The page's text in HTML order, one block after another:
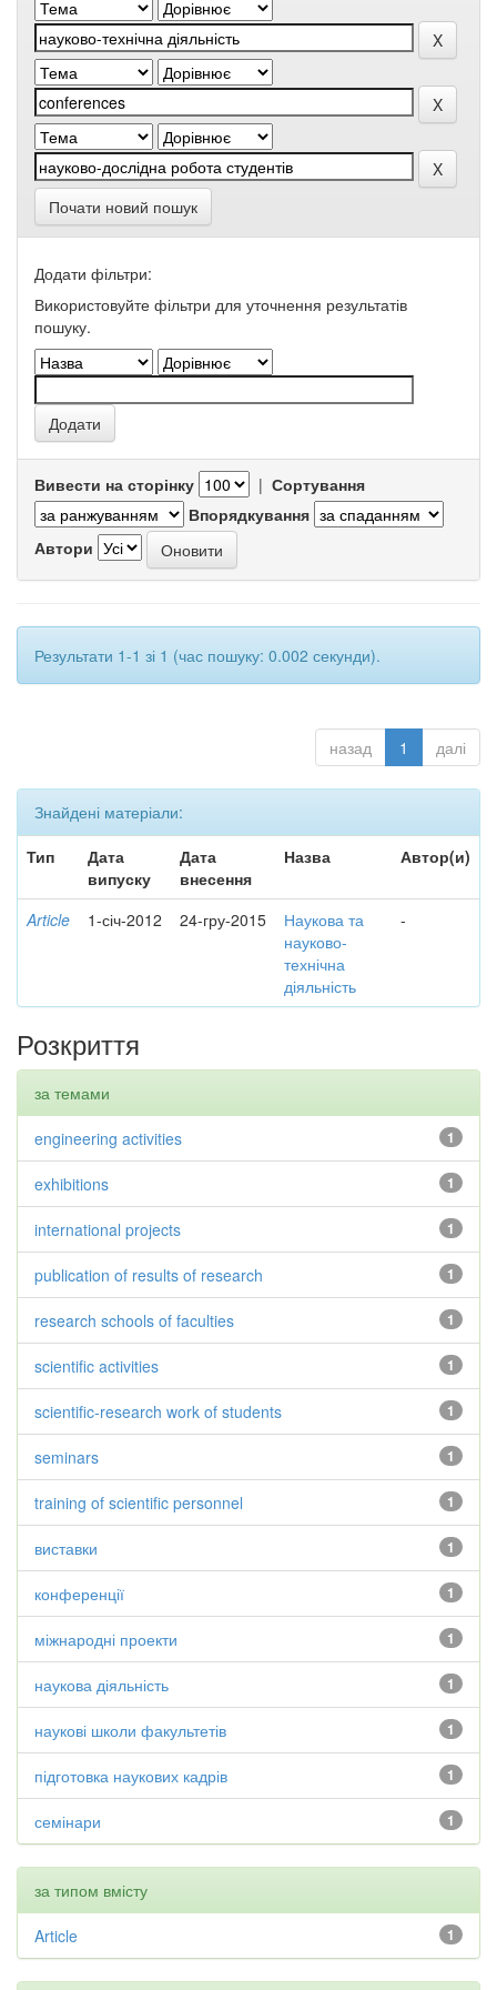
Почати новий пошук
Додати фільтри:
Використовуйте фільтри для уточнення результатів
пошуку.
Вивести на сторінку | Сортування
Впорядкування
Автори
Результати 1-1 зі 1 (час пошуку: 0.002 секунди).
назад 1 далі
Знайдені матеріали:
Тип
Дата
випуску
Дата
внесення
Назва Автор(и)
Article 1-січ-2012 24-гру-2015
Наукова та
науково-
технічна
діяльність
-
Розкриття
за темами
1
engineering activities
1
exhibitions
1
international projects
1
publication of results of research
1
research schools of faculties
1
scientific activities
1
scientific-research work of students
1
seminars
1
training of scientific personnel
1
виставки
1
конференції
1
міжнародні проекти
1
наукова діяльність
1
наукові школи факультетів
1
підготовка наукових кадрів
1
семінари
за типом вмісту
1
Article